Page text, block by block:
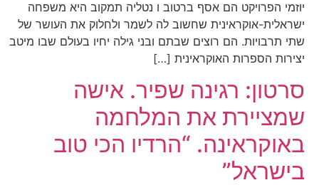
יוזמי הפרויקט הם אסף ברטוב ו נטליה תמקוב היא משפחה
ישראלית-אוקראינית שחשוב לה לשמר ולחלוק את העושר של
שתי תרבויות. הם רוצים שבתם ובני גילה יחיו בעולם שבו מיטב
יצירות הספרות האוקראינית […]
סרטון: רגינה שפיר. אישה
שמציירת את המלחמה
באוקראינה. “הרדיו הכי טוב
בישראל”